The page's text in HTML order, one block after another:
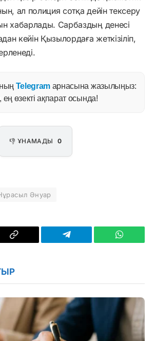
ал полиция сотқа дейін тексеру
хабарлады. Сарбаздың денесі
кейін Қызылордаға жеткізіліп,
Telegram арнасына жазылыңыз:
ең өзекті ақпарат осында!
👎 ҰНАМАДЫ 0
Әнуар
Copy
Telegram